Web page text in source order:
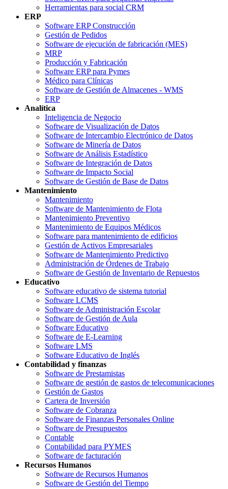
Herramientas para social CRM
ERP
Software ERP Construcción
Gestión de Pedidos
Software de ejecución de fabricación (MES)
MRP
Producción y Fabricación
Software ERP para Pymes
Médico para Clínicas
Software de Gestión de Almacenes - WMS
ERP
Analítica
Inteligencia de Negocio
Software de Visualización de Datos
Software de Intercambio Electrónico de Datos
Software de Minería de Datos
Software de Análisis Estadístico
Software de Integración de Datos
Software de Impacto Social
Software de Gestión de Base de Datos
Mantenimiento
Mantenimiento
Software de Mantenimiento de Flota
Mantenimiento Preventivo
Mantenimiento de Equipos Médicos
Software para mantenimiento de edificios
Gestión de Activos Empresariales
Software de Mantenimiento Predictivo
Administración de Órdenes de Trabajo
Software de Gestión de Inventario de Repuestos
Educativo
Software educativo de sistema tutorial
Software LCMS
Software de Administración Escolar
Software de Gestión de Aula
Software Educativo
Software de E-Learning
Software LMS
Software Educativo de Inglés
Contabilidad y finanzas
Software de Prestamistas
Software de gestión de gastos de telecomunicaciones
Gestión de Gastos
Cartera de Inversión
Software de Cobranza
Software de Finanzas Personales Online
Software de Presupuestos
Contable
Contabilidad para PYMES
Software de facturación
Recursos Humanos
Software de Recursos Humanos
Software de Gestión del Tiempo